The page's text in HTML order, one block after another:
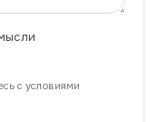
с условиями